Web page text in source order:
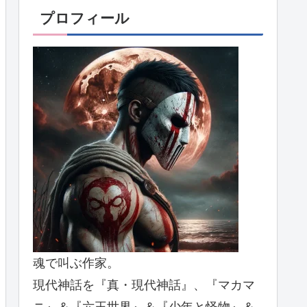
プロフィール
魂で叫ぶ作家。
現代神話を『真・現代神話』、『マカマ